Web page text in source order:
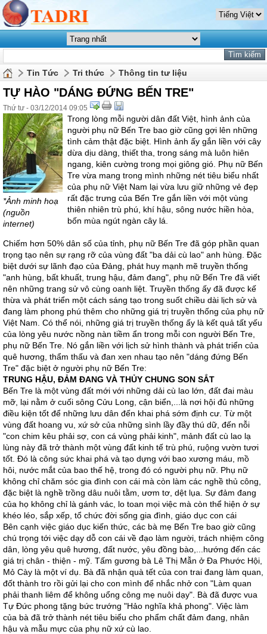
Tin Tức Tri thức Thông tin tư liệu
TỰ HÀO "DÁNG ĐỨNG BẾN TRE"
Thứ tư - 03/12/2014 09:05
*Ảnh minh hoạ
(nguồn
internet)
Trong lòng mỗi người dân đất Việt, hình ảnh của
người phụ nữ Bến Tre bao giờ cũng gợi lên những
tình cảm thật đặc biệt. Hình ảnh ấy gắn liền với cây
dừa dịu dàng, thiết tha, trong sáng mà luôn hiên
ngang, kiên cường trong mọi giông gió. Phụ nữ Bến
Tre vừa mang trong mình những nét tiêu biểu nhất
của phụ nữ Việt Nam lại vừa lưu giữ những vẻ đẹp
rất đặc trưng của Bến Tre gắn liền với một vùng
thiên nhiên trù phú, khí hậu, sông nước hiền hòa,
bốn mùa ngút ngàn cây lá.
Chiếm hơn 50% dân số của tỉnh, phụ nữ Bến Tre đã góp phần quan
trọng tạo nên sự rạng rỡ của vùng đất "ba dải cù lao" anh hùng. Đặc
biệt dưới sự lãnh đạo của Đảng, phát huy mạnh mẽ truyền thống
"anh hùng, bất khuất, trung hậu, đảm đang", phụ nữ Bến Tre đã viết
nên những trang sử vô cùng oanh liệt. Truyền thống ấy đã được kế
thừa và phát triển một cách sáng tạo trong suốt chiều dài lịch sử và
đang làm phong phú thêm cho những giá trị truyền thống của phụ nữ
Việt Nam. Có thể nói, những giá trị truyền thống ấy là kết quả tất yếu
của lòng yêu nước nồng nàn tiềm ẩn trong mỗi con người Bến Tre,
phụ nữ Bến Tre. Nó gắn liền với lịch sử hình thành và phát triển của
quê hương, thẩm thấu và đan xen nhau tạo nên "dáng đứng Bến
Tre" đặc biệt ở người phụ nữ Bến Tre:
TRUNG HẬU, ĐẢM ĐANG VÀ THỦY CHUNG SON SẮT
Bến Tre là một vùng đất mới với những dải cù lao lớn, đất đai màu
mỡ, lại nằm ở cuối sông Cửu Long, cận biển,...là nơi hội đủ những
điều kiện tốt để những lưu dân đến khai phá sớm định cư. Từ một
vùng đất hoang vu, xứ sở của những sình lầy đầy thú dữ, đến nỗi
"con chim kêu phải sợ, con cá vùng phải kinh", mảnh đất cù lao lạ
lùng này đã trở thành một vùng đất kinh tế trù phú, ruộng vườn tươi
tốt. Đó là công sức khai phá và tạo dựng với bao xương máu, mồ
hôi, nước mắt của bao thế hệ, trong đó có người phụ nữ. Phụ nữ
không chỉ chăm sóc gia đình con cái mà còn làm các nghề thủ công,
đặc biệt là nghề trồng dâu nuôi tằm, ươm tơ, dệt lụa. Sự đảm đang
của họ không chỉ là gánh vác, lo toan mọi việc mà còn thể hiện ở sự
khéo léo, sắp xếp, tổ chức đời sống gia đình, giáo dục con cái
Bên cạnh việc giáo dục kiến thức, các bà mẹ Bến Tre bao giờ cũng
chú trọng tới việc dạy dỗ con cái về đạo làm người, trách nhiệm công
dân, lòng yêu quê hương, đất nước, yêu đồng bào,...hướng đến các
giá trị chân - thiện - mỹ. Tấm gương bà Lê Thị Mẫn ở Đa Phước Hội,
Mỏ Cày là một ví dụ. Bà đã nhận quà tết của con trai đang làm quan,
đốt thành tro rồi gửi lại cho con mình để nhắc nhở con "Làm quan
phải thanh liêm để không uổng công mẹ nuôi dạy". Bà đã được vua
Tự Đức phong tặng bức trướng "Hảo nghĩa khả phong". Việc làm
của bà đã trở thành nét tiêu biểu cho phẩm chất đảm đang, nhân
hậu và mẫu mực của phụ nữ xứ cù lao.